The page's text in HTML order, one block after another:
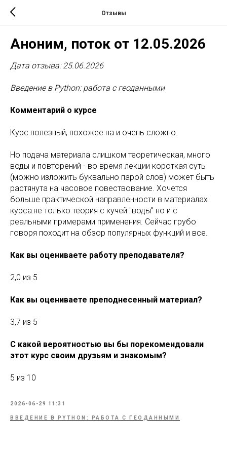
Отзывы
Аноним, поток от 12.05.2026
Дата отзыва: 25.06.2026
Введение в Python: работа с геоданными
Комментарий о курсе
Курс полезный, похожее на и очень сложно.
Но подача материала слишком теоретическая, много
воды и повторений - во время лекции короткая суть
(можно изложить буквально парой слов) может быть
растянута на часовое повествование. Хочется
больше практической направленности в материалах
курса:не только теория с кучей "воды" но и с
реальными примерами применения. Сейчас грубо
говоря походит на обзор популярных функций и все.
Как вы оцениваете работу преподавателя?
2,0 из 5
Как вы оцениваете преподнесенный материал?
3,7 из 5
С какой вероятностью вы бы порекомендовали
этот курс своим друзьям и знакомым?
5 из 10
2026-06-29 11:31
ВВЕДЕНИЕ В PYTHON: РАБОТА С ГЕОДАННЫМИ